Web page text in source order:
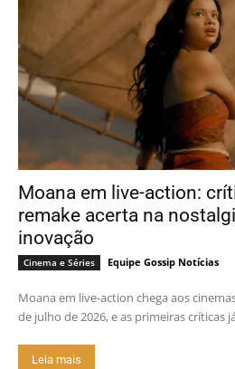
Moana em live-action:
remake acerta na
inovação
Cinema e Séries Equipe Gossip Notícias
Moana em live-action chega aos
de julho de 2026, e as primeiras críticas
Leia mais